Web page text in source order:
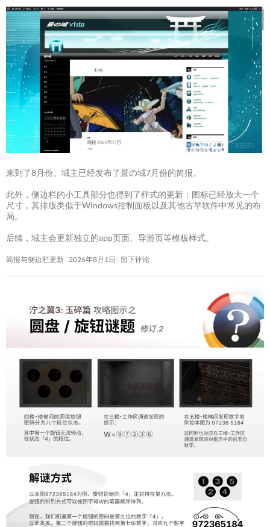
来到了8月份。域主已经发布了景の域7月份的简报。
此外，侧边栏的小工具部分也得到了样式的更新：图标已经放大一个
尺寸，其排版类似于Windows控制面板以及其他古早软件中常见的布
局。
后续，域主会更新独立的app页面、导游页等模板样式。
简报与侧边栏更新 2026年8月1日 留下评论